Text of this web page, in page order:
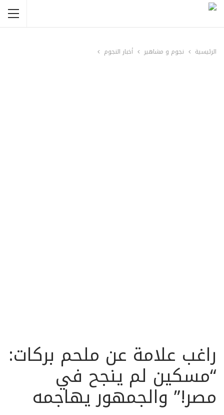
الرئيسية نجوم و مشاهير أخبار النجوم
راغب علامة عن ملحم بركات:
“مسكين لم ينجح في
مصر!” والجمهور يهاجمه